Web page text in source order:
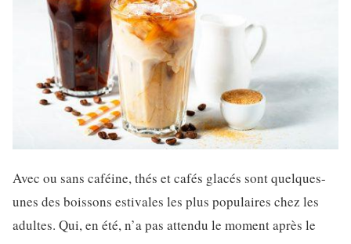
Avec ou sans caféine, thés et cafés glacés sont quelques-
unes des boissons estivales les plus populaires chez les
adultes. Qui, en été, n’a pas attendu le moment après le